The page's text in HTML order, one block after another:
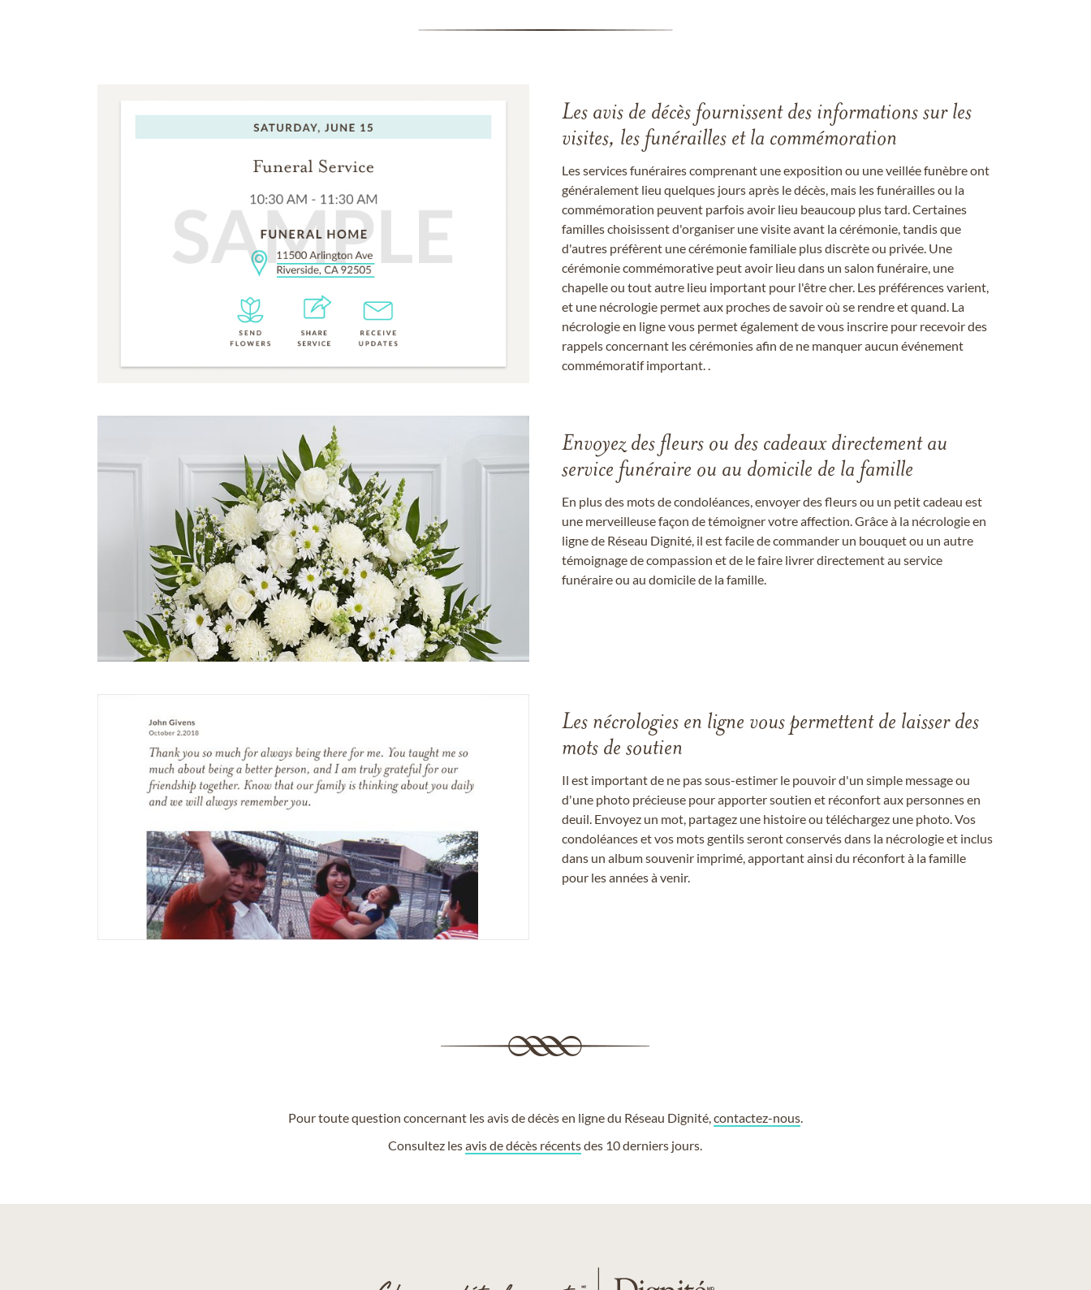
Les avis de décès fournissent des informations sur les
visites, les funérailles et la commémoration
Les services funéraires comprenant une exposition ou une veillée funèbre ont
généralement lieu quelques jours après le décès, mais les funérailles ou la
commémoration peuvent parfois avoir lieu beaucoup plus tard. Certaines
familles choisissent d'organiser une visite avant la cérémonie, tandis que
d'autres préfèrent une cérémonie familiale plus discrète ou privée. Une
cérémonie commémorative peut avoir lieu dans un salon funéraire, une
chapelle ou tout autre lieu important pour l'être cher. Les préférences varient,
et une nécrologie permet aux proches de savoir où se rendre et quand. La
nécrologie en ligne vous permet également de vous inscrire pour recevoir des
rappels concernant les cérémonies afin de ne manquer aucun événement
commémoratif important. .
Envoyez des fleurs ou des cadeaux directement au
service funéraire ou au domicile de la famille
En plus des mots de condoléances, envoyer des fleurs ou un petit cadeau est
une merveilleuse façon de témoigner votre affection. Grâce à la nécrologie en
ligne de Réseau Dignité, il est facile de commander un bouquet ou un autre
témoignage de compassion et de le faire livrer directement au service
funéraire ou au domicile de la famille.
Les nécrologies en ligne vous permettent de laisser des
mots de soutien
Il est important de ne pas sous-estimer le pouvoir d'un simple message ou
d'une photo précieuse pour apporter soutien et réconfort aux personnes en
deuil. Envoyez un mot, partagez une histoire ou téléchargez une photo. Vos
condoléances et vos mots gentils seront conservés dans la nécrologie et inclus
dans un album souvenir imprimé, apportant ainsi du réconfort à la famille
pour les années à venir.
Pour toute question concernant les avis de décès en ligne du Réseau Dignité,contactez-nous.
Consultez lesavis de décès récentsdes 10 derniers jours.